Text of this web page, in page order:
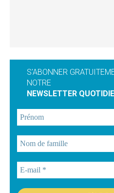
S'ABONNER
NOTRE
NEWSLETTER